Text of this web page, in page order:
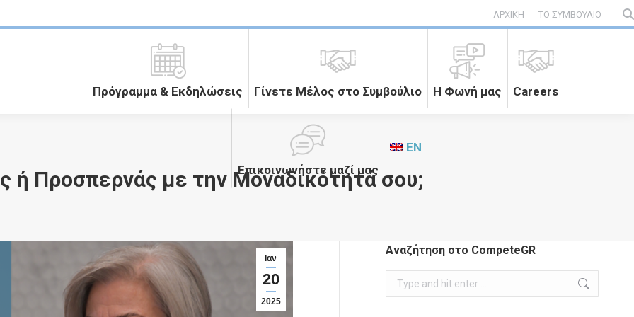
ΑΡΧΙΚΗ ΤΟ ΣΥΜΒΟΥΛΙΟ
Πρόγραμμα & Εκδηλώσεις Γίνετε Μέλος στο Συμβούλιο Η Φωνή μας Careers
Επικοινωνήστε μαζί μας
EN
ή Προσπερνάς με την Μοναδικότητά σου;
Ιαν
20
2025
Αναζήτηση στο CompeteGR
Search: